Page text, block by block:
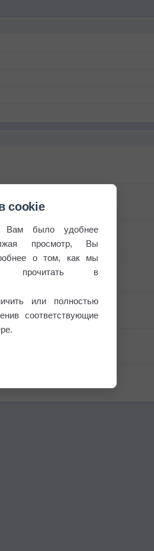
cookie
Вам было удобнее
просмотр, Вы
о том, как мы
прочитать в
или полностью
соответствующие